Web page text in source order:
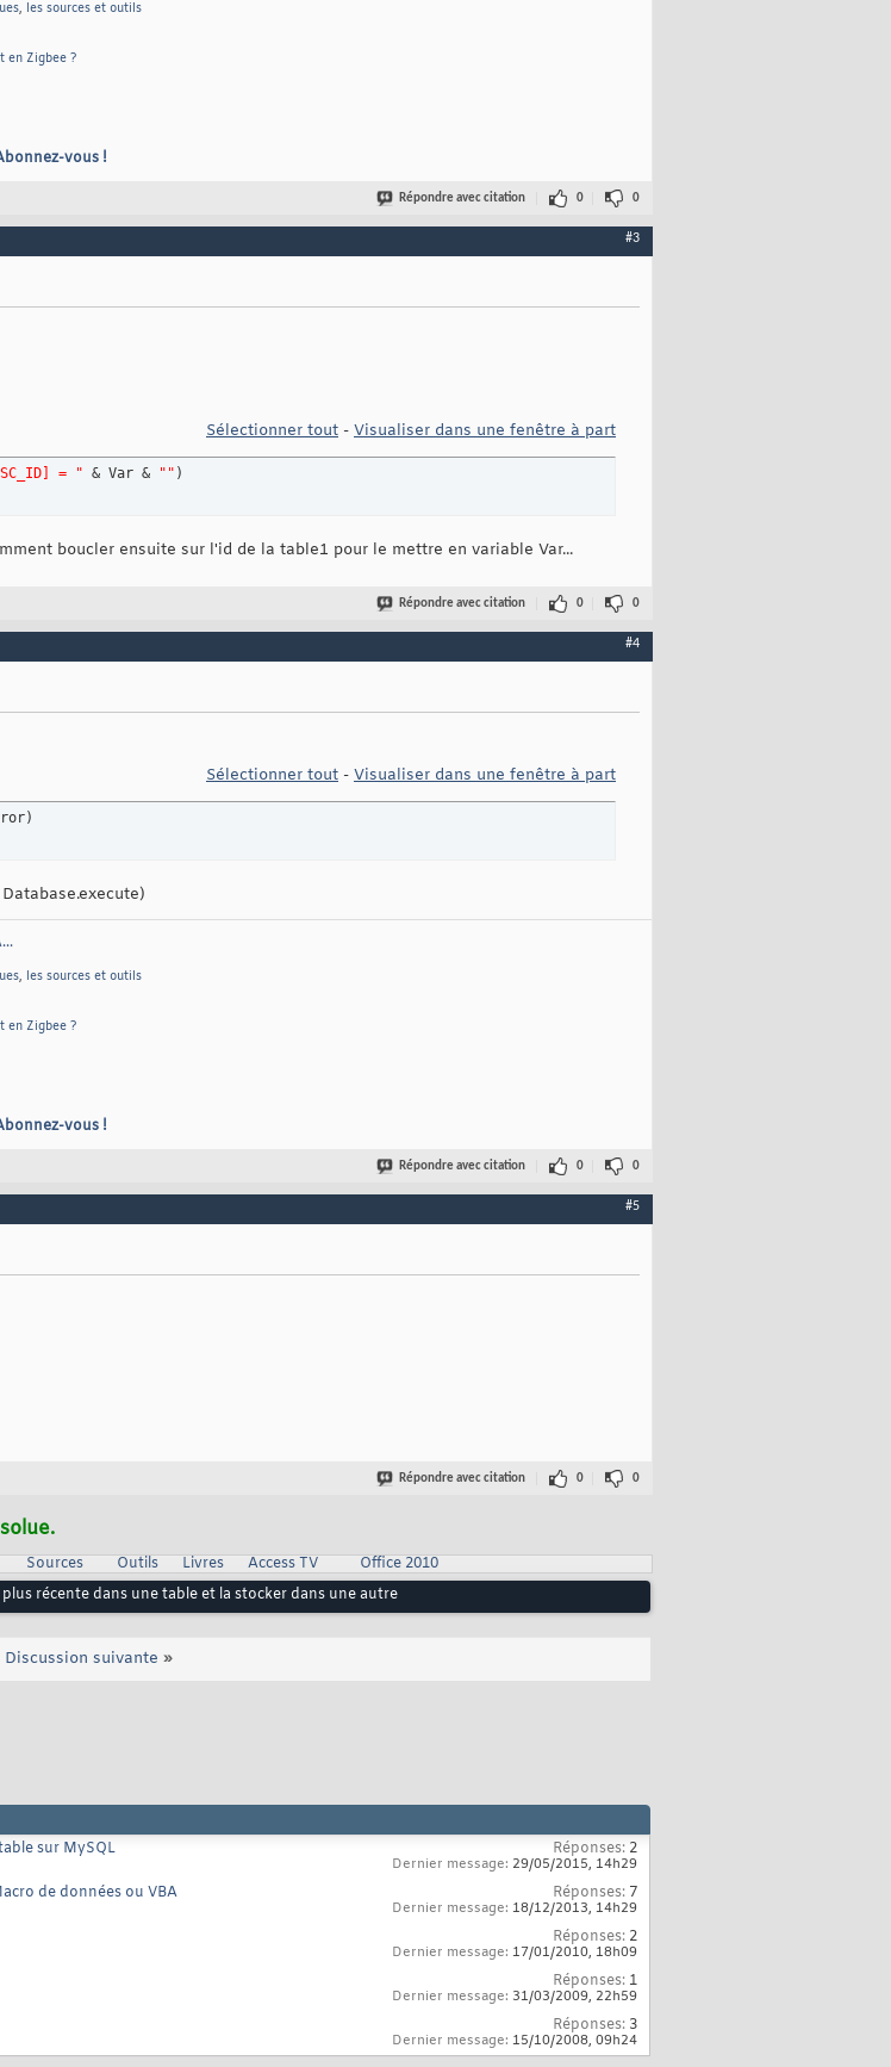
, les sources et outils
en Zigbee ?
vous !
Répondre avec citation 0 0
#3
Sélectionner tout - Visualiser dans une fenêtre à part
= " & Var & "" )
boucler ensuite sur l'id de la table1 pour le mettre en variable Var...
Répondre avec citation 0 0
#4
Sélectionner tout - Visualiser dans une fenêtre à part
)
, les sources et outils
en Zigbee ?
vous !
Répondre avec citation 0 0
#5
Répondre avec citation 0 0
Sources Outils Livres Access TV
Office 2010
récente dans une table et la stocker dans une autre
Discussion suivante »
sur MySQL Réponses: 2
Dernier message: 29/05/2015, 14h29
de données ou VBA Réponses: 7
Dernier message: 18/12/2013, 14h29
Réponses: 2
Dernier message: 17/01/2010, 18h09
Réponses: 1
Dernier message: 31/03/2009, 22h59
Réponses: 3
Dernier message: 15/10/2008, 09h24